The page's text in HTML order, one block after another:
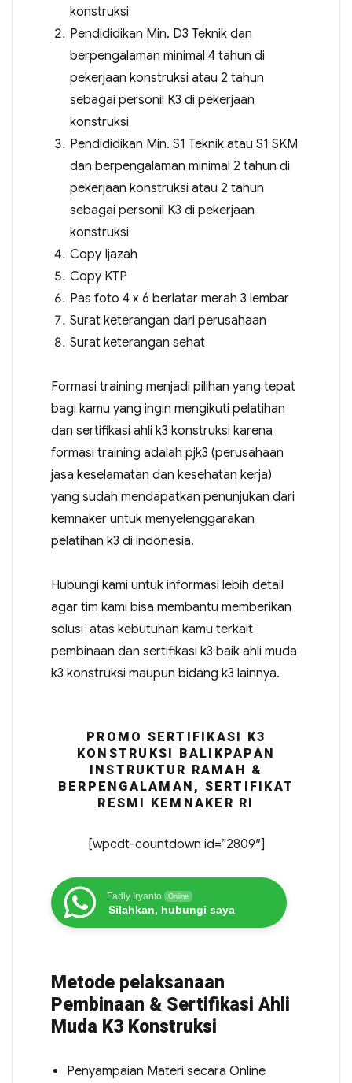
konstruksi
Pendididikan Min. D3 Teknik dan
berpengalaman minimal 4 tahun di
pekerjaan konstruksi atau 2 tahun
sebagai personil K3 di pekerjaan
konstruksi
Pendididikan Min. S1 Teknik atau S1 SKM
dan berpengalaman minimal 2 tahun di
pekerjaan konstruksi atau 2 tahun
sebagai personil K3 di pekerjaan
konstruksi
Copy Ijazah
Copy KTP
Pas foto 4 x 6 berlatar merah 3 lembar
Surat keterangan dari perusahaan
Surat keterangan sehat
Formasi training menjadi pilihan yang tepat
bagi kamu yang ingin mengikuti pelatihan
dan sertifikasi ahli k3 konstruksi karena
formasi training adalah pjk3 (perusahaan
jasa keselamatan dan kesehatan kerja)
yang sudah mendapatkan penunjukan dari
kemnaker untuk menyelenggarakan
pelatihan k3 di indonesia.
Hubungi kami untuk informasi lebih detail
agar tim kami bisa membantu memberikan
solusi atas kebutuhan kamu terkait
pembinaan dan sertifikasi k3 baik ahli muda
k3 konstruksi maupun bidang k3 lainnya.
PROMO SERTIFIKASI K3
KONSTRUKSI BALIKPAPAN
INSTRUKTUR RAMAH &
BERPENGALAMAN, SERTIFIKAT
RESMI KEMNAKER RI
[wpcdt-countdown id=”2809″]
Fadly Iryanto Online
Silahkan, hubungi saya
Metode pelaksanaan
Pembinaan & Sertifikasi Ahli
Muda K3 Konstruksi
Penyampaian Materi secara Online